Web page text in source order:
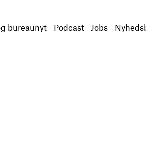
bureaunyt Podcast Jobs